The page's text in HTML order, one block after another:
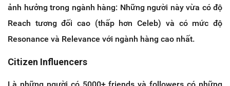
ảnh hưởng trong ngành hàng: Những người này vừa có độ
Reach tương đối cao (thấp hơn Celeb) và có mức độ
Resonance và Relevance với ngành hàng cao nhất.
Citizen Influencers
Là những người có 5000+ friends và followers có những